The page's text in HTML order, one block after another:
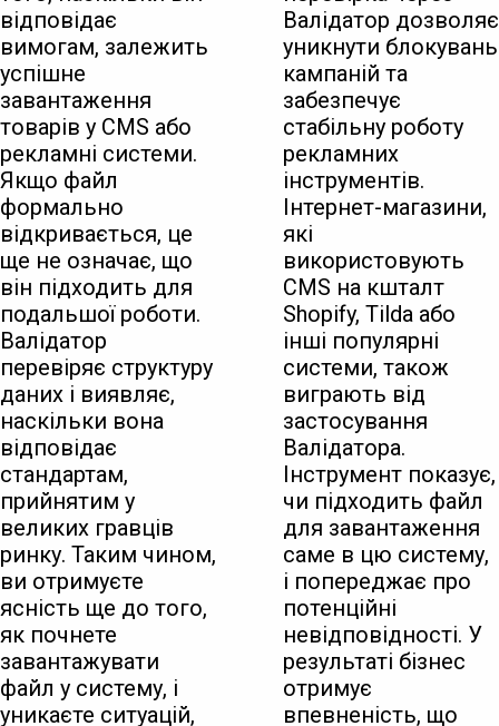
відповідає
вимогам, залежить
успішне
завантаження
товарів у CMS або
рекламні системи.
Якщо файл
формально
відкривається, це
ще не означає, що
він підходить для
подальшої роботи.
Валідатор
перевіряє структуру
даних і виявляє,
наскільки вона
відповідає
стандартам,
прийнятим у
великих гравців
ринку. Таким чином,
ви отримуєте
ясність ще до того,
як почнете
завантажувати
файл у систему, і
уникаєте ситуацій,
Валідатор дозволяє
уникнути блокувань
кампаній та
забезпечує
стабільну роботу
рекламних
інструментів.
Інтернет-магазини,
які
використовують
CMS на кшталт
Shopify, Tilda або
інші популярні
системи, також
виграють від
застосування
Валідатора.
Інструмент показує,
чи підходить файл
для завантаження
саме в цю систему,
і попереджає про
потенційні
невідповідності. У
результаті бізнес
отримує
впевненість, що